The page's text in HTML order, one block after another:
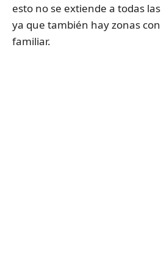
esto no se extiende a todas
ya que también hay zonas
familiar.